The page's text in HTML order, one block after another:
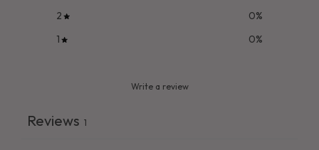
2
0%
1
0%
Write a review
Reviews 1